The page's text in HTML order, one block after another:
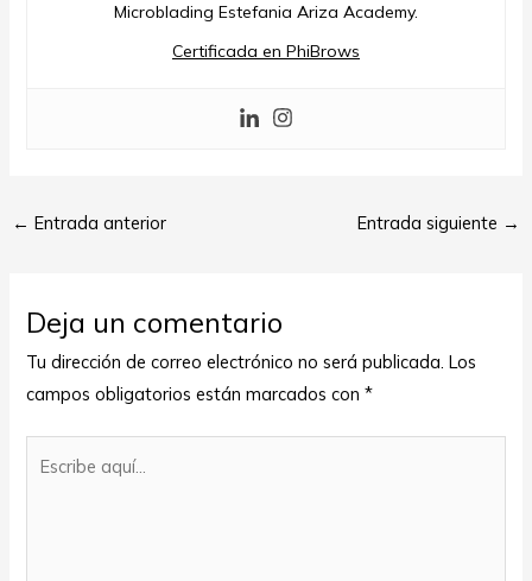
Microblading Estefania Ariza Academy.
Certificada en PhiBrows
← Entrada anterior Entrada siguiente →
Deja un comentario
Tu dirección de correo electrónico no será publicada. Los
campos obligatorios están marcados con*